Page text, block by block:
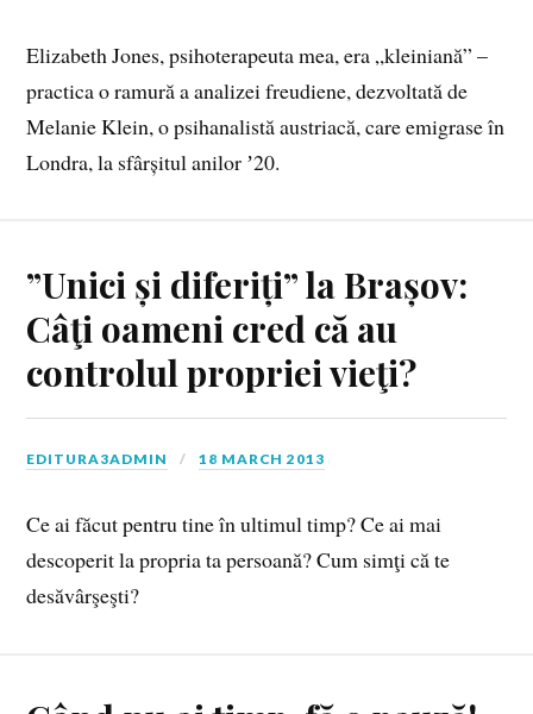
Elizabeth Jones, psihoterapeuta mea, era „kleiniană” –
practica o ramură a analizei freudiene, dezvoltată de
Melanie Klein, o psihanalistă austriacă, care emigrase în
Londra, la sfârșitul anilor ʼ20.
”Unici și diferiți” la Brașov:
Câţi oameni cred că au
controlul propriei vieţi?
EDITURA3ADMIN 18 MARCH 2013
Ce ai făcut pentru tine în ultimul timp? Ce ai mai
descoperit la propria ta persoană? Cum simţi că te
desăvârşeşti?